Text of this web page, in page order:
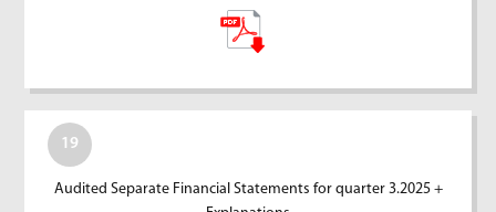
19
Audited Separate Financial Statements for quarter 3.2025 +